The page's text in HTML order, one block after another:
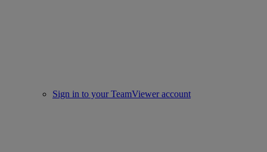
Sign in to your TeamViewer account